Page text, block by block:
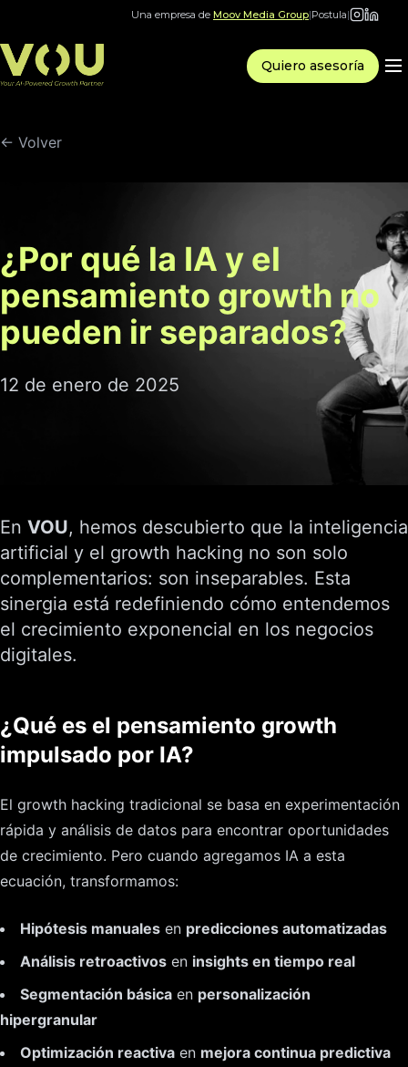
Una empresa de Moov Media Group|Postula|
Quiero asesoría
← Volver
¿Por qué la IA y el
pensamiento growth no
pueden ir separados?
12 de enero de 2025
En VOU, hemos descubierto que la inteligencia
artificial y el growth hacking no son solo
complementarios: son inseparables. Esta
sinergia está redefiniendo cómo entendemos
el crecimiento exponencial en los negocios
digitales.
¿Qué es el pensamiento growth
impulsado por IA?
El growth hacking tradicional se basa en experimentación
rápida y análisis de datos para encontrar oportunidades
de crecimiento. Pero cuando agregamos IA a esta
ecuación, transformamos:
Hipótesis manuales en predicciones automatizadas
Análisis retroactivos en insights en tiempo real
Segmentación básica en personalización
hipergranular
Optimización reactiva en mejora continua predictiva